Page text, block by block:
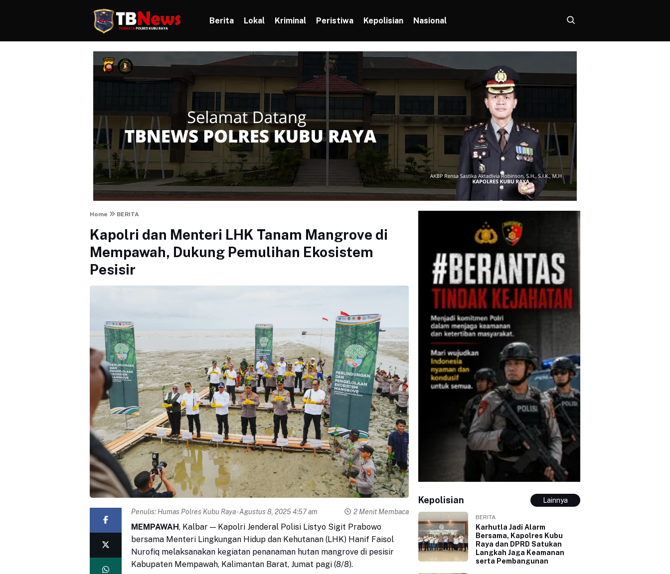
Berita Lokal Kriminal Peristiwa Kepolisian Nasional
Home BERITA
Kapolri dan Menteri LHK Tanam Mangrove di
Mempawah, Dukung Pemulihan Ekosistem
Pesisir
Penulis: Humas Polres Kubu Raya- Agustus 8, 2025 4:57 am 2 Menit Membaca
MEMPAWAH, Kalbar — Kapolri Jenderal Polisi Listyo Sigit Prabowo
bersama Menteri Lingkungan Hidup dan Kehutanan (LHK) Hanif Faisol
Nurofiq melaksanakan kegiatan penanaman hutan mangrove di pesisir
Kabupaten Mempawah, Kalimantan Barat, Jumat pagi (8/8).
Kepolisian Lainnya
BERITA
Karhutla Jadi Alarm
Bersama, Kapolres Kubu
Raya dan DPRD Satukan
Langkah Jaga Keamanan
serta Pembangunan